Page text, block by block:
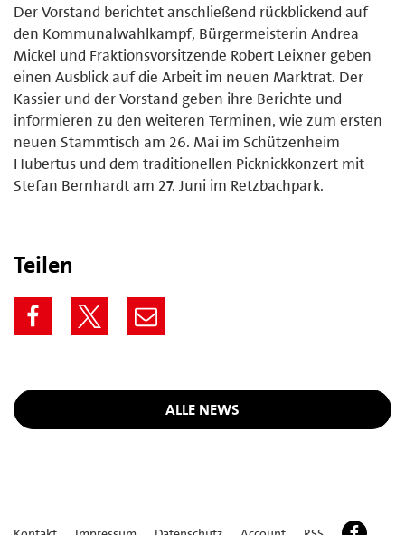
Der Vorstand berichtet anschließend rückblickend auf
den Kommunalwahlkampf, Bürgermeisterin Andrea
Mickel und Fraktionsvorsitzende Robert Leixner geben
einen Ausblick auf die Arbeit im neuen Marktrat. Der
Kassier und der Vorstand geben ihre Berichte und
informieren zu den weiteren Terminen, wie zum ersten
neuen Stammtisch am 26. Mai im Schützenheim
Hubertus und dem traditionellen Picknickkonzert mit
Stefan Bernhardt am 27. Juni im Retzbachpark.
Teilen
ALLE NEWS